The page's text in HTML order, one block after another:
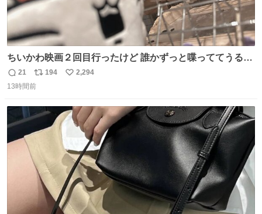
ちいかわ映画２回目行ったけど 誰かずっと喋っててうるさ
かった 許せねえ
返
信
21
リ
ポ
ト
194
い
数
2,294
13時間前